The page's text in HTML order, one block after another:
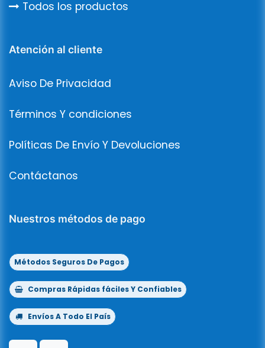
Todos los productos
Atención al cliente
Aviso De Privacidad
Términos Y condiciones
Políticas De Envío Y Devoluciones
Contáctanos
Nuestros métodos de pago
Métodos Seguros De Pagos
Compras Rápidas fáciles Y Confiables
Envíos A Todo El País